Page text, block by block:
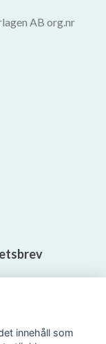
AB org.nr
innehåll som